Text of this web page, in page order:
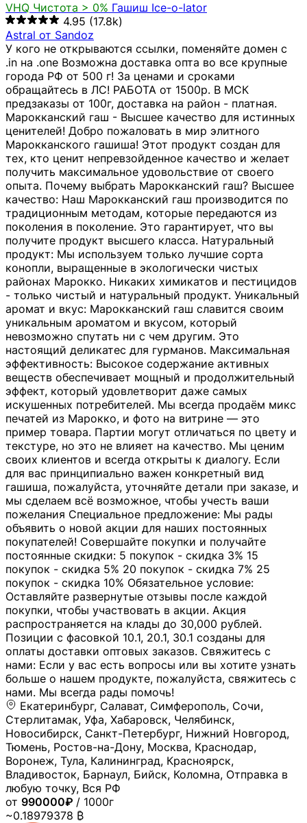
VHQ Чистота > 0% Гашиш Ice-o-lator
4.95 (17.8k)
Astral от Sandoz
У кого не открываются ссылки, поменяйте домен с
.in на .one Возможна доставка опта во все крупные
города РФ от 500 г! За ценами и сроками
обращайтесь в ЛС! РАБОТА от 1500р. В МСК
предзаказы от 100г, доставка на район - платная.
Марокканский гаш - Высшее качество для истинных
ценителей! Добро пожаловать в мир элитного
Марокканского гашиша! Этот продукт создан для
тех, кто ценит непревзойденное качество и желает
получить максимальное удовольствие от своего
опыта. Почему выбрать Марокканский гаш? Высшее
качество: Наш Марокканский гаш производится по
традиционным методам, которые передаются из
поколения в поколение. Это гарантирует, что вы
получите продукт высшего класса. Натуральный
продукт: Мы используем только лучшие сорта
конопли, выращенные в экологически чистых
районах Марокко. Никаких химикатов и пестицидов
- только чистый и натуральный продукт. Уникальный
аромат и вкус: Марокканский гаш славится своим
уникальным ароматом и вкусом, который
невозможно спутать ни с чем другим. Это
настоящий деликатес для гурманов. Максимальная
эффективность: Высокое содержание активных
веществ обеспечивает мощный и продолжительный
эффект, который удовлетворит даже самых
искушенных потребителей. Мы всегда продаём микс
печатей из Марокко, и фото на витрине — это
пример товара. Партии могут отличаться по цвету и
текстуре, но это не влияет на качество. Мы ценим
своих клиентов и всегда открыты к диалогу. Если
для вас принципиально важен конкретный вид
гашиша, пожалуйста, уточняйте детали при заказе, и
мы сделаем всё возможное, чтобы учесть ваши
пожелания Специальное предложение: Мы рады
объявить о новой акции для наших постоянных
покупателей! Совершайте покупки и получайте
постоянные скидки: 5 покупок - скидка 3% 15
покупок - скидка 5% 20 покупок - скидка 7% 25
покупок - скидка 10% Обязательное условие:
Оставляйте развернутые отзывы после каждой
покупки, чтобы участвовать в акции. Акция
распространяется на клады до 30,000 рублей.
Позиции с фасовкой 10.1, 20.1, 30.1 созданы для
оплаты доставки оптовых заказов. Свяжитесь с
нами: Если у вас есть вопросы или вы хотите узнать
больше о нашем продукте, пожалуйста, свяжитесь с
нами. Мы всегда рады помочь!
Екатеринбург, Салават, Симферополь, Сочи,
Стерлитамак, Уфа, Хабаровск, Челябинск,
Новосибирск, Санкт-Петербург, Нижний Новгород,
Тюмень, Ростов-на-Дону, Москва, Краснодар,
Воронеж, Тула, Калининград, Красноярск,
Владивосток, Барнаул, Бийск, Коломна, Отправка в
любую точку, Вся РФ
от 990000₽ / 1000г
~0.18979378 ₿